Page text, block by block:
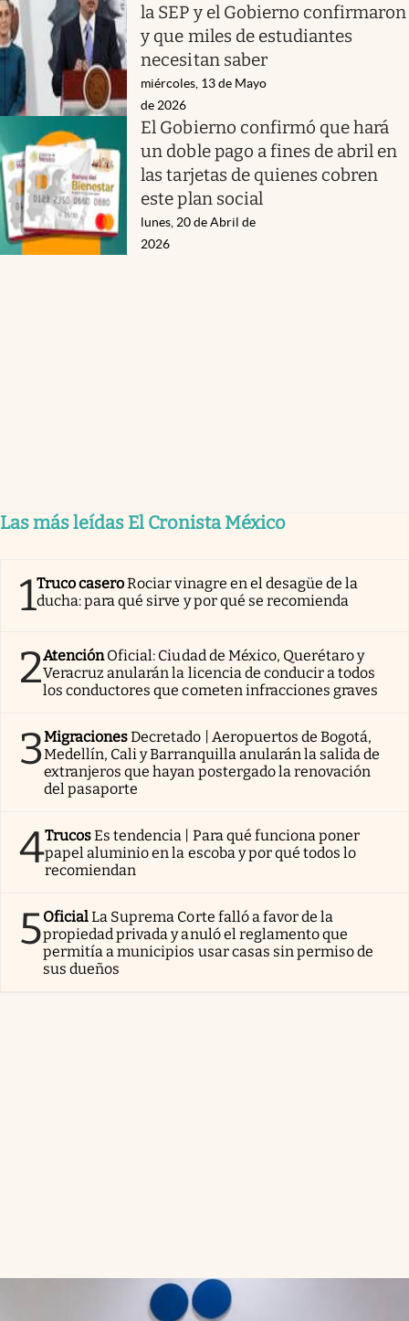
la SEP y el Gobierno confirmaron
y que miles de estudiantes
necesitan saber
miércoles, 13 de Mayo
de 2026
El Gobierno confirmó que hará
un doble pago a fines de abril en
las tarjetas de quienes cobren
este plan social
lunes, 20 de Abril de
2026
Las más leídas El Cronista México
1Truco caseroRociar vinagre en el desagüe de la
ducha: para qué sirve y por qué se recomienda
2AtenciónOficial: Ciudad de México, Querétaro y
Veracruz anularán la licencia de conducir a todos
los conductores que cometen infracciones graves
3MigracionesDecretado | Aeropuertos de Bogotá,
Medellín, Cali y Barranquilla anularán la salida de
extranjeros que hayan postergado la renovación
del pasaporte
4TrucosEs tendencia | Para qué funciona poner
papel aluminio en la escoba y por qué todos lo
recomiendan
5OficialLa Suprema Corte falló a favor de la
propiedad privada y anuló el reglamento que
permitía a municipios usar casas sin permiso de
sus dueños